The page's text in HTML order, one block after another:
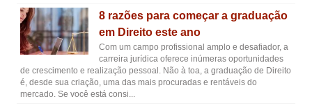
8 razões para começar a graduação
em Direito este ano
Com um campo profissional amplo e desafiador, a
carreira jurídica oferece inúmeras oportunidades
de crescimento e realização pessoal. Não à toa, a graduação de Direito
é, desde sua criação, uma das mais procuradas e rentáveis do
mercado. Se você está consi...